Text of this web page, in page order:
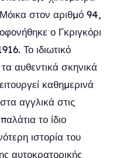
στον αριθμό 94,
ο Γκριγκόρι
Το ιδιωτικό
αυθεντικά σκηνικά
καθημερινά
αγγλικά στις
το ίδιο
ιστορία του
αυτοκρατορικής